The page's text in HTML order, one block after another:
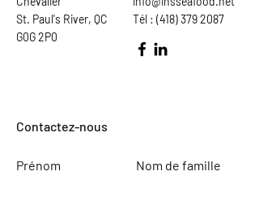
St. Paul's River, QC
G0G 2P0
Tél : (418) 379 2087
Contactez-nous
Prénom Nom de famille